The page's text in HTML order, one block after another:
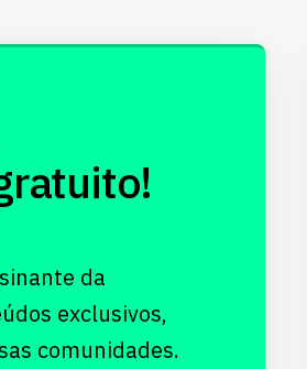
da
exclusivos,
comunidades.